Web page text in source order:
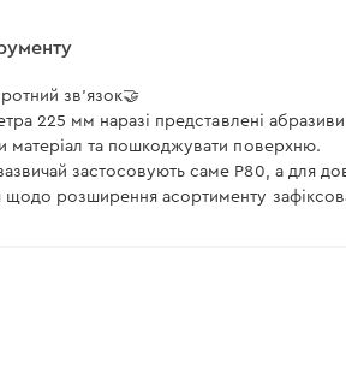
зв'язок🤝
225 мм наразі представлені
матеріал та пошкоджувати поверхню.
застосовують саме P80, а для
розширення асортименту